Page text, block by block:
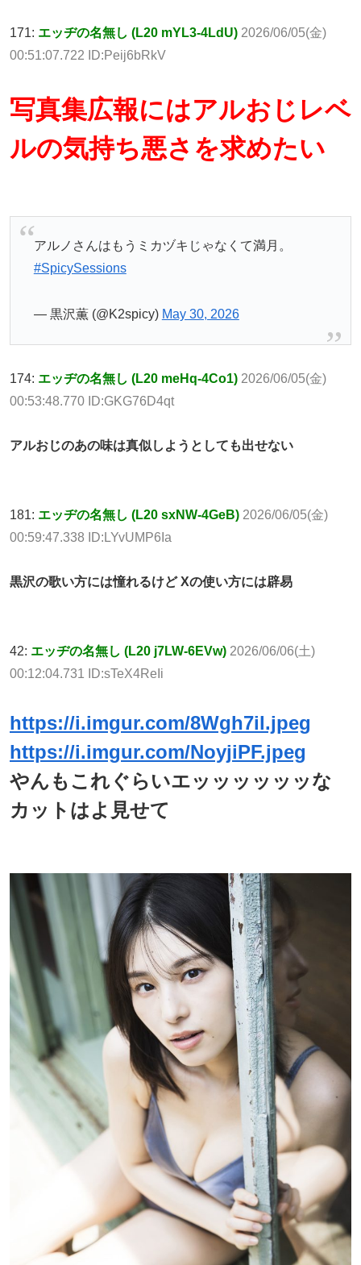
171: エッヂの名無し (L20 mYL3-4LdU) 2026/06/05(金)
00:51:07.722 ID:Peij6bRkV
写真集広報にはアルおじレベ
ルの気持ち悪さを求めたい
アルノさんはもうミカヅキじゃなくて満月。
#SpicySessions
— 黒沢薫 (@K2spicy) May 30, 2026
174: エッヂの名無し (L20 meHq-4Co1) 2026/06/05(金)
00:53:48.770 ID:GKG76D4qt
アルおじのあの味は真似しようとしても出せない
181: エッヂの名無し (L20 sxNW-4GeB) 2026/06/05(金)
00:59:47.338 ID:LYvUMP6Ia
黒沢の歌い方には憧れるけど Xの使い方には辟易
42: エッヂの名無し (L20 j7LW-6EVw) 2026/06/06(土)
00:12:04.731 ID:sTeX4ReIi
https://i.imgur.com/8Wgh7il.jpeg
https://i.imgur.com/NoyjiPF.jpeg
やんもこれぐらいエッッッッッッな
カットはよ見せて